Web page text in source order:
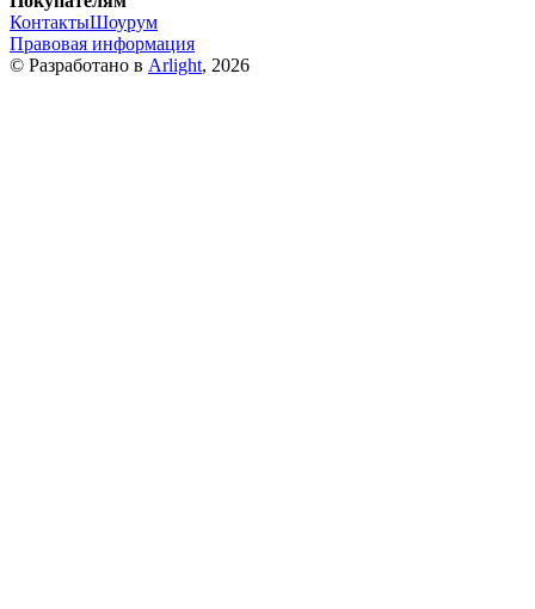
КонтактыШоурум
Правовая информация
© Разработано в Arlight, 2026